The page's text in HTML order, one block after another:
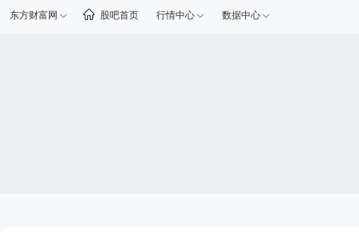
东方财富网 股吧首页 行情中心 数据中心